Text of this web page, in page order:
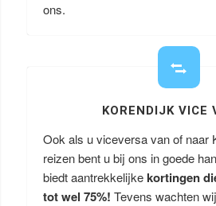
ons.
KORENDIJK VICE
Ook als u viceversa van of naar
reizen bent u bij ons in goede
biedt aantrekkelijkekortingen
tot wel 75%! Tevens wachten